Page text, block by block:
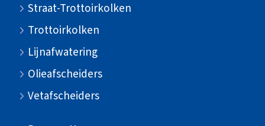
Straat-Trottoirkolken
Trottoirkolken
Lijnafwatering
Olieafscheiders
Vetafscheiders